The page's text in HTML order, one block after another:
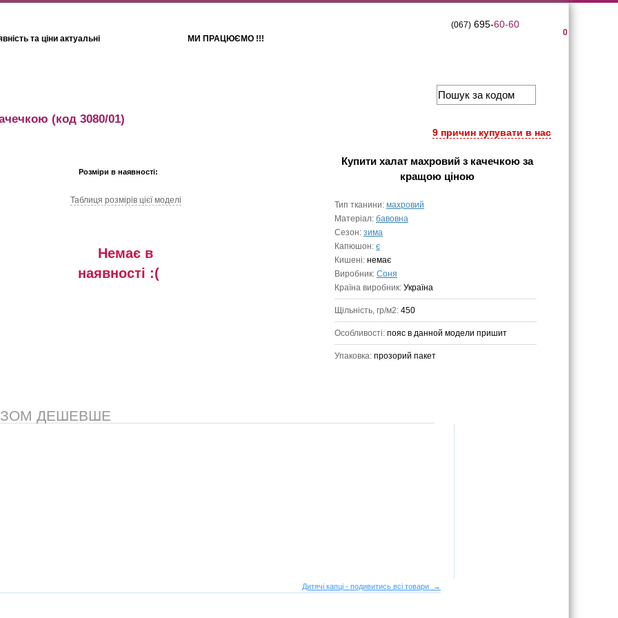
та ціни актуальні МИ ПРАЦЮЄМО !!!
0
(067)695-60-60
9 причин купувати в нас
(код 3080/01)
Розміри в наявності:
Таблиця розмiрiв цiєї моделi
Немає в
наявностi :(
Купити халат махровий з качечкою за
кращою ціною
Тип тканини: махровий
Матеріал: бавовна
Сезон: зима
Капюшон: є
Кишені: немає
Виробник: Соня
Країна виробник: Україна
Щільність, гр/м2: 450
Особливості: пояс в данной модели пришит
Упаковка: прозорий пакет
ДЕШЕВШЕ
Дитячі капці - подивитись всі товари →